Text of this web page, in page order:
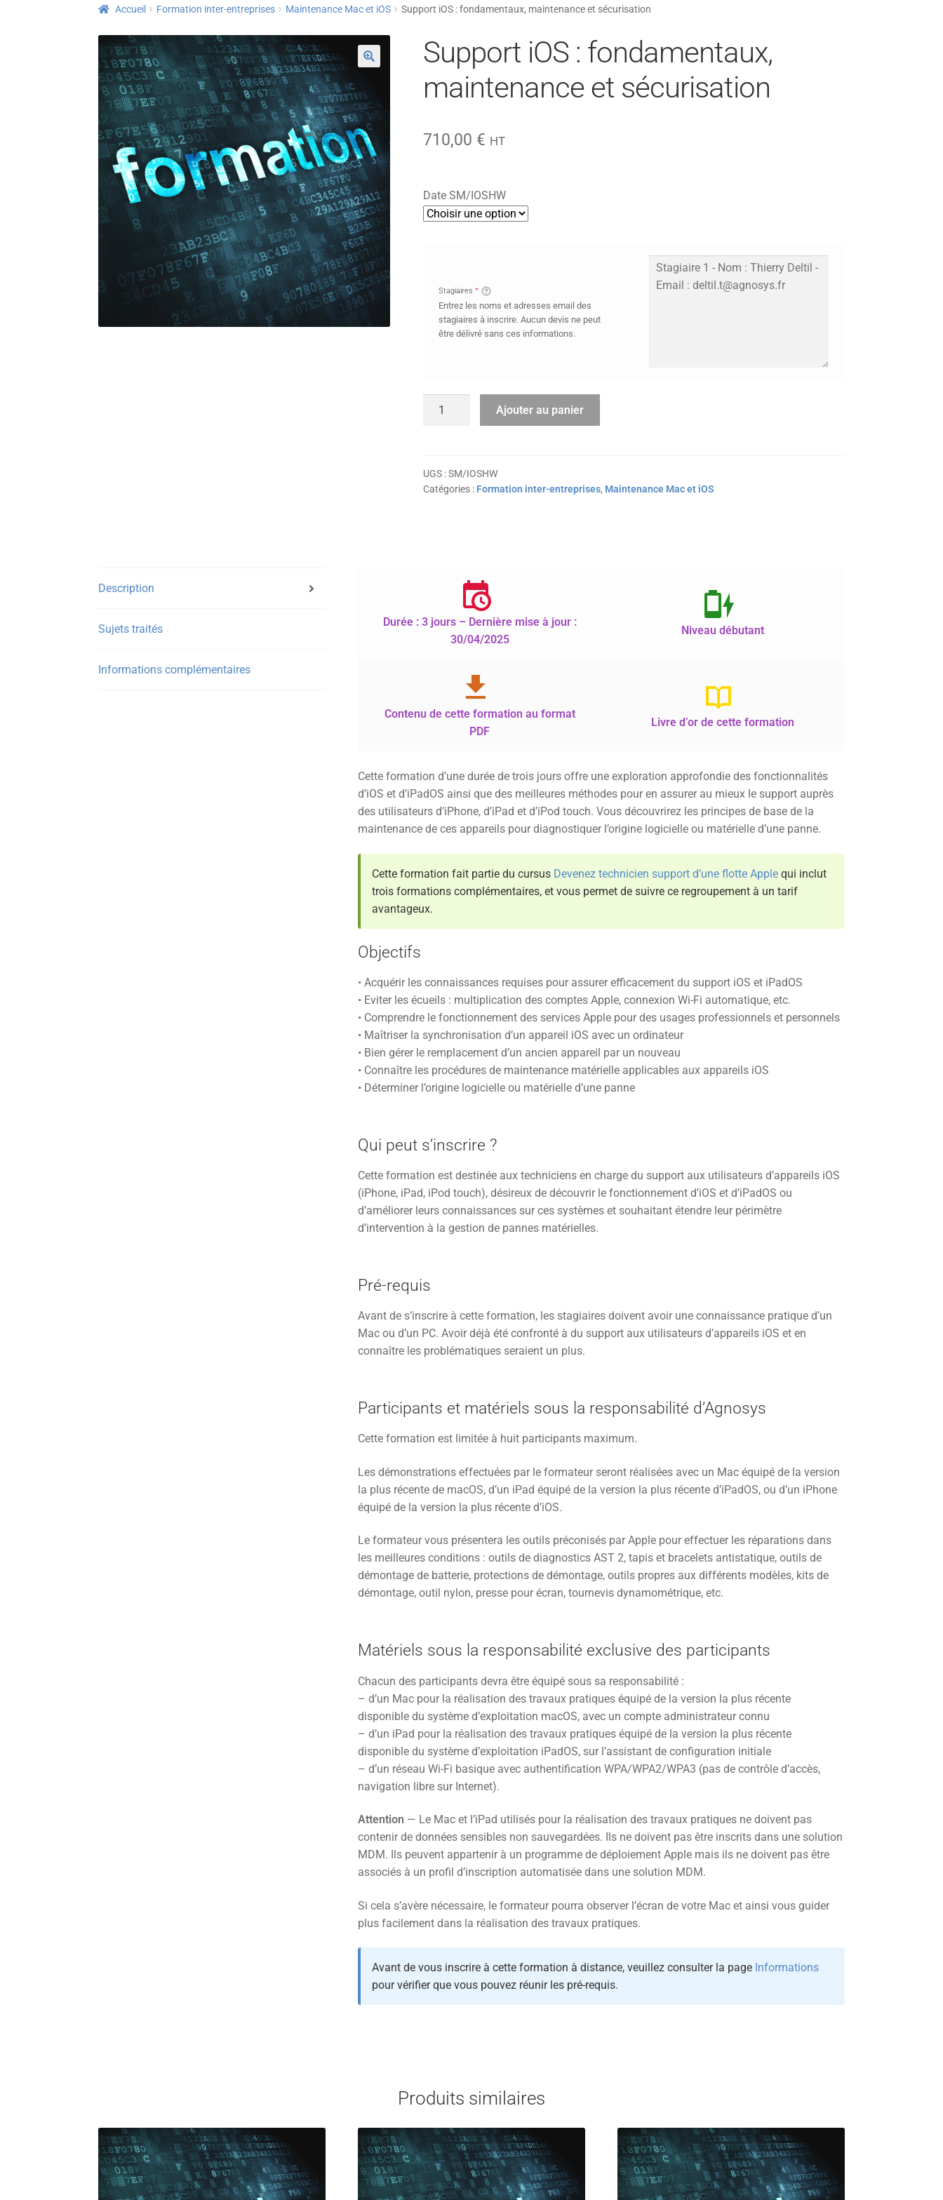
Accueil Formation inter-entreprises Maintenance Mac et iOS Support iOS : fondamentaux, maintenance et sécurisation
Support iOS : fondamentaux,
maintenance et sécurisation
710,00 € HT
Date SM/IOSHW
Stagiaires*
Entrez les noms et adresses email des
stagiaires à inscrire. Aucun devis ne peut
être délivré sans ces informations.
quantité
:
fondamentaux,
Ajouter au panier
UGS :SM/IOSHW
Catégories : Formation inter-entreprises, Maintenance Mac et iOS
Description
Sujets traités
Informations complémentaires
Durée : 3 jours – Dernière mise à jour :
30/04/2025
Niveau débutant
Contenu de cette formation au format
PDF
Livre d’or de cette formation
Cette formation d’une durée de trois jours offre une exploration approfondie des fonctionnalités
d’iOS et d’iPadOS ainsi que des meilleures méthodes pour en assurer au mieux le support auprès
des utilisateurs d’iPhone, d’iPad et d’iPod touch. Vous découvrirez les principes de base de la
maintenance de ces appareils pour diagnostiquer l’origine logicielle ou matérielle d’une panne.
Cette formation fait partie du cursus Devenez technicien support d’une flotte Apple qui inclut
trois formations complémentaires, et vous permet de suivre ce regroupement à un tarif
avantageux.
Objectifs
• Acquérir les connaissances requises pour assurer efficacement du support iOS et iPadOS
• Eviter les écueils : multiplication des comptes Apple, connexion Wi-Fi automatique, etc.
• Comprendre le fonctionnement des services Apple pour des usages professionnels et personnels
• Maîtriser la synchronisation d’un appareil iOS avec un ordinateur
• Bien gérer le remplacement d’un ancien appareil par un nouveau
• Connaître les procédures de maintenance matérielle applicables aux appareils iOS
• Déterminer l’origine logicielle ou matérielle d’une panne
Qui peut s’inscrire ?
Cette formation est destinée aux techniciens en charge du support aux utilisateurs d’appareils iOS
(iPhone, iPad, iPod touch), désireux de découvrir le fonctionnement d’iOS et d’iPadOS ou
d’améliorer leurs connaissances sur ces systèmes et souhaitant étendre leur périmètre
d’intervention à la gestion de pannes matérielles.
Pré-requis
Avant de s’inscrire à cette formation, les stagiaires doivent avoir une connaissance pratique d’un
Mac ou d’un PC. Avoir déjà été confronté à du support aux utilisateurs d’appareils iOS et en
connaître les problématiques seraient un plus.
Participants et matériels sous la responsabilité d’Agnosys
Cette formation est limitée à huit participants maximum.
Les démonstrations effectuées par le formateur seront réalisées avec un Mac équipé de la version
la plus récente de macOS, d’un iPad équipé de la version la plus récente d’iPadOS, ou d’un iPhone
équipé de la version la plus récente d’iOS.
Le formateur vous présentera les outils préconisés par Apple pour effectuer les réparations dans
les meilleures conditions : outils de diagnostics AST 2, tapis et bracelets antistatique, outils de
démontage de batterie, protections de démontage, outils propres aux différents modèles, kits de
démontage, outil nylon, presse pour écran, tournevis dynamométrique, etc.
Matériels sous la responsabilité exclusive des participants
Chacun des participants devra être équipé sous sa responsabilité :
– d’un Mac pour la réalisation des travaux pratiques équipé de la version la plus récente
disponible du système d’exploitation macOS, avec un compte administrateur connu
– d’un iPad pour la réalisation des travaux pratiques équipé de la version la plus récente
disponible du système d’exploitation iPadOS, sur l’assistant de configuration initiale
– d’un réseau Wi-Fi basique avec authentification WPA/WPA2/WPA3 (pas de contrôle d’accès,
navigation libre sur Internet).
Attention — Le Mac et l’iPad utilisés pour la réalisation des travaux pratiques ne doivent pas
contenir de données sensibles non sauvegardées. Ils ne doivent pas être inscrits dans une solution
MDM. Ils peuvent appartenir à un programme de déploiement Apple mais ils ne doivent pas être
associés à un profil d’inscription automatisée dans une solution MDM.
Si cela s’avère nécessaire, le formateur pourra observer l’écran de votre Mac et ainsi vous guider
plus facilement dans la réalisation des travaux pratiques.
Avant de vous inscrire à cette formation à distance, veuillez consulter la page Informations
pour vérifier que vous pouvez réunir les pré-requis.
Produits similaires